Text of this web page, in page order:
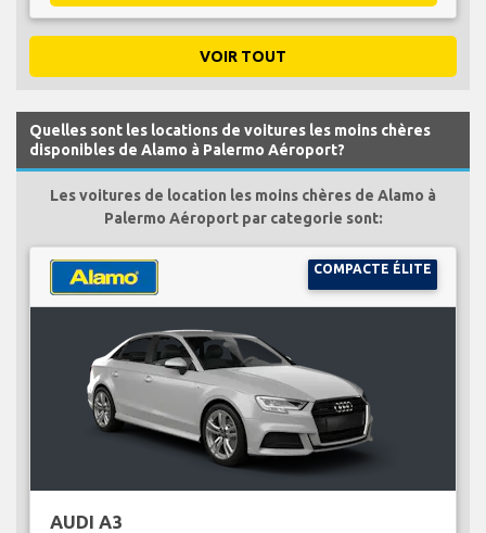
VOIR TOUT
Quelles sont les locations de voitures les moins chères
disponibles de Alamo à Palermo Aéroport?
Les voitures de location les moins chères de Alamo à
Palermo Aéroport par categorie sont:
COMPACTE ÉLITE
AUDI A3